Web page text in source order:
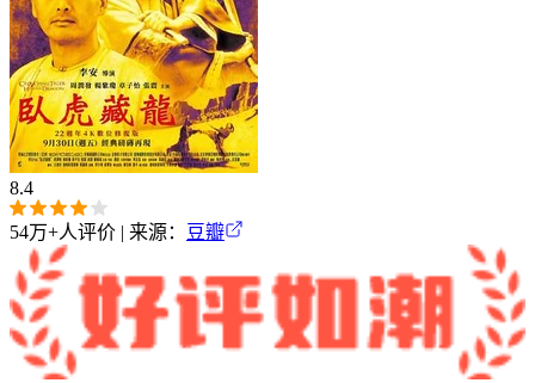
8.4
54万+人评价 | 来源： 豆瓣